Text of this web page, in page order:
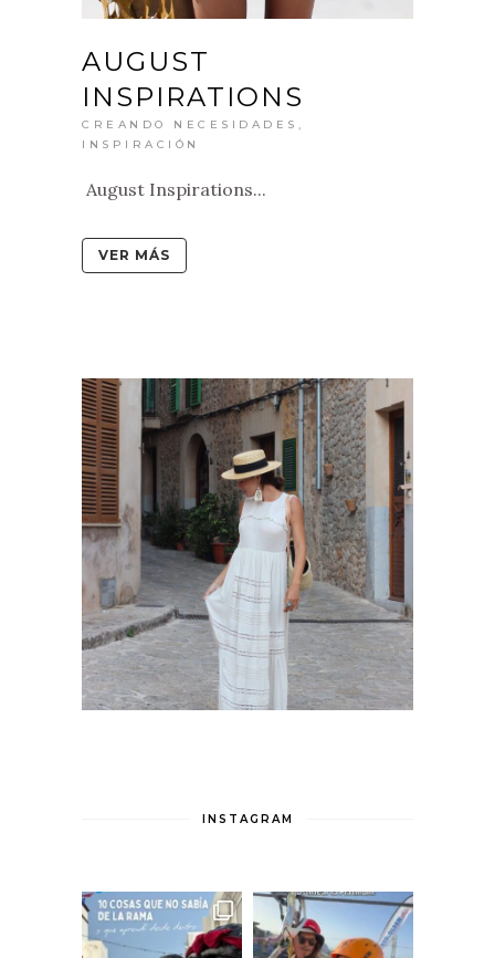
AUGUST
INSPIRATIONS
CREANDO NECESIDADES ,
INSPIRACIÓN
August Inspirations...
VER MÁS
INSTAGRAM